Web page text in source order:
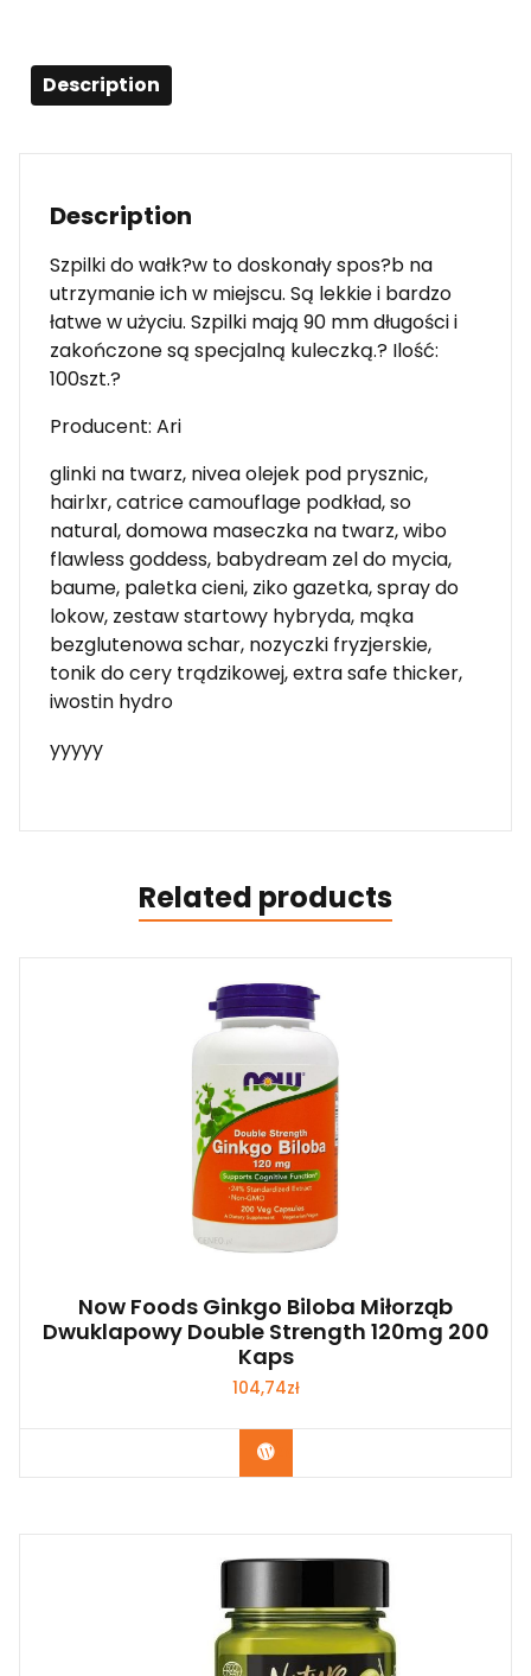
Description
Description
Szpilki do wałk?w to doskonały spos?b na
utrzymanie ich w miejscu. Są lekkie i bardzo
łatwe w użyciu. Szpilki mają 90 mm długości i
zakończone są specjalną kuleczką.? Ilość:
100szt.?
Producent: Ari
glinki na twarz, nivea olejek pod prysznic,
hairlxr, catrice camouflage podkład, so
natural, domowa maseczka na twarz, wibo
flawless goddess, babydream zel do mycia,
baume, paletka cieni, ziko gazetka, spray do
lokow, zestaw startowy hybryda, mąka
bezglutenowa schar, nozyczki fryzjerskie,
tonik do cery trądzikowej, extra safe thicker,
iwostin hydro
yyyyy
Related products
Now Foods Ginkgo Biloba Miłorząb
Dwuklapowy Double Strength 120mg 200
Kaps
104,74zł
Zobacz